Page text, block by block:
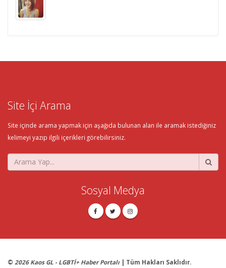
Site İçi Arama
Site içinde arama yapmak için aşağıda bulunan alan ile aramak istediğiniz
kelimeyi yazıp ilgili içerikleri görebilirsiniz.
Sosyal Medya
© 2026 Kaos GL - LGBTİ+ Haber Portalı | Tüm Hakları Saklıdır.